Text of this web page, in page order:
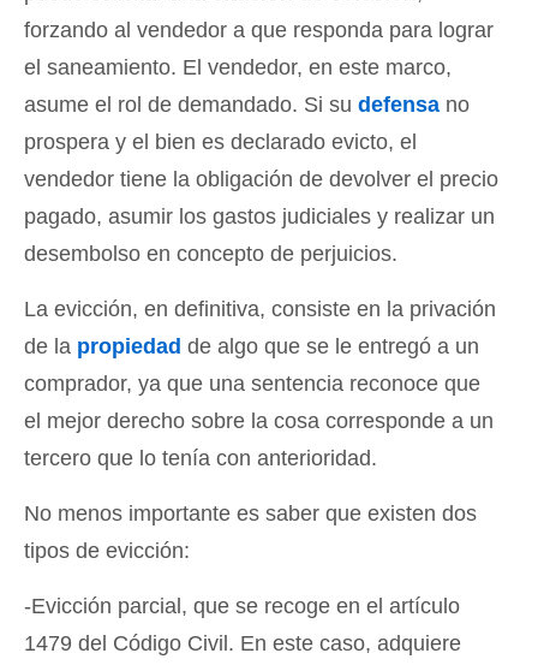
forzando al vendedor a que responda para lograr
el saneamiento. El vendedor, en este marco,
asume el rol de demandado. Si su defensa no
prospera y el bien es declarado evicto, el
vendedor tiene la obligación de devolver el precio
pagado, asumir los gastos judiciales y realizar un
desembolso en concepto de perjuicios.
La evicción, en definitiva, consiste en la privación
de la propiedad de algo que se le entregó a un
comprador, ya que una sentencia reconoce que
el mejor derecho sobre la cosa corresponde a un
tercero que lo tenía con anterioridad.
No menos importante es saber que existen dos
tipos de evicción:
-Evicción parcial, que se recoge en el artículo
1479 del Código Civil. En este caso, adquiere